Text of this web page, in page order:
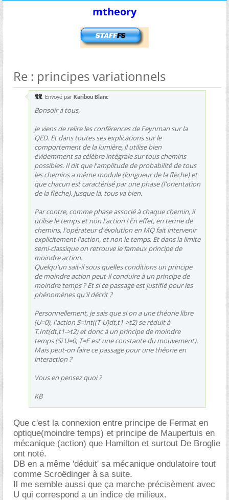
mtheory
Re : principes variationnels
Envoyé par Karibou Blanc
Bonsoir à tous,
Je viens de relire les conférences de Feynman sur la
QED. Et dans toutes ses explications sur le
comportement de la lumière, il utilise bien
évidemment sa célèbre intégrale sur tous chemins
possibles. Il dit que l'amplitude de probabilité de tous
les chemins a même module (longueur de la flèche) et
que chacun est caractérisé par une phase (l'orientation
de la flèche). Jusque là, tous va bien.
Par contre, comme phase associé à chaque chemin, il
utilise le temps et non l'action ! En effet, en terme de
chemins, l'opérateur d'évolution en MQ fait intervenir
explicitement l'action, et non le temps. Et dans la limite
semi-classique on retrouve le fameux principe de
moindre action.
Quelqu'un sait-il sous quelles conditions un principe
de moindre action peut-il conduire à un principe de
moindre temps ? Et si ce passage est justifié pour les
phénomènes qu'il décrit ?
Personnellement, je sais que si on a une théorie libre
(U=0), l'action S=Int((T-U)dt,t1->t2) se réduit à
T.Int(dt,t1->t2) et donc à un principe de moindre
temps (Si U=0, T=E est une constante du mouvement).
Mais peut-on faire ce passage pour une théorie en
interaction ?
Vous en pensez quoi ?
KB
Que c'est la connexion entre principe de Fermat en
optique(moindre temps) et principe de Maupertuis en
mécanique (action) que Hamilton et surtout De Broglie
ont noté.
DB en a même 'déduit' sa mécanique ondulatoire tout
comme Scroëdinger à sa suite.
Il me semble aussi que ça marche précisèment avec
U qui correspond a un indice de milieux.